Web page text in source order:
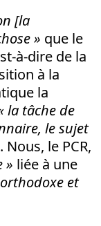
[la
» que le
à-dire de la
à la
la
la tâche de
le sujet
. Nous, le PCR,
» liée à une
et